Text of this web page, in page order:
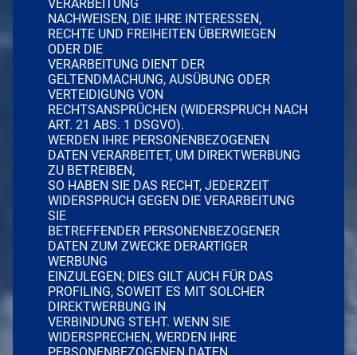
VERARBEITUNG
NACHWEISEN, DIE IHRE INTERESSEN,
RECHTE UND FREIHEITEN ÜBERWIEGEN
ODER DIE
VERARBEITUNG DIENT DER
GELTENDMACHUNG, AUSÜBUNG ODER
VERTEIDIGUNG VON
RECHTSANSPRÜCHEN (WIDERSPRUCH NACH
ART. 21 ABS. 1 DSGVO).
WERDEN IHRE PERSONENBEZOGENEN
DATEN VERARBEITET, UM DIREKTWERBUNG
ZU BETREIBEN,
SO HABEN SIE DAS RECHT, JEDERZEIT
WIDERSPRUCH GEGEN DIE VERARBEITUNG
SIE
BETREFFENDER PERSONENBEZOGENER
DATEN ZUM ZWECKE DERARTIGER
WERBUNG
EINZULEGEN; DIES GILT AUCH FÜR DAS
PROFILING, SOWEIT ES MIT SOLCHER
DIREKTWERBUNG IN
VERBINDUNG STEHT. WENN SIE
WIDERSPRECHEN, WERDEN IHRE